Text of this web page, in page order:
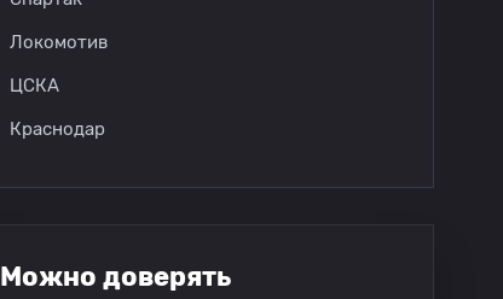
Локомотив
ЦСКА
Краснодар
Можно доверять